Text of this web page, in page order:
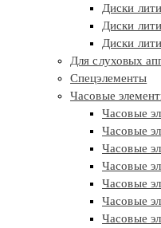
Диски
Диски
Диски
Для слуховых
Спецэлементы
Часовые
Часовые
Часовые
Часовые
Часовые
Часовые
Часовые
Часовые